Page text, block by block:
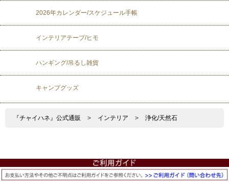
2026年カレンダー/スケジュール手帳
インテリアテープ/ヒモ
ハンギング/吊るし雑貨
キャンプグッズ
『チャイハネ』公式通販 > インテリア > 浄化/天然石